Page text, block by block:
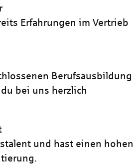
Erfahrungen im Vertrieb
Berufsausbildung
bei uns herzlich
und hast einen hohen